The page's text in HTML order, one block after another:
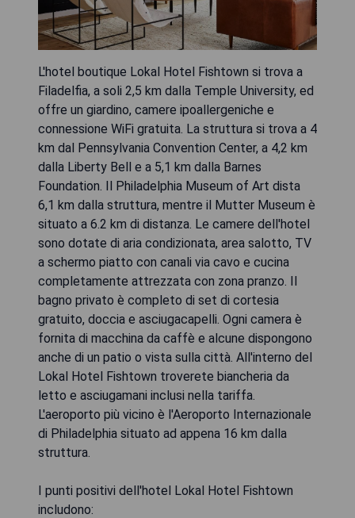
L'hotel boutique Lokal Hotel Fishtown si trova a
Filadelfia, a soli 2,5 km dalla Temple University, ed
offre un giardino, camere ipoallergeniche e
connessione WiFi gratuita. La struttura si trova a 4
km dal Pennsylvania Convention Center, a 4,2 km
dalla Liberty Bell e a 5,1 km dalla Barnes
Foundation. Il Philadelphia Museum of Art dista
6,1 km dalla struttura, mentre il Mutter Museum è
situato a 6.2 km di distanza. Le camere dell'hotel
sono dotate di aria condizionata, area salotto, TV
a schermo piatto con canali via cavo e cucina
completamente attrezzata con zona pranzo. Il
bagno privato è completo di set di cortesia
gratuito, doccia e asciugacapelli. Ogni camera è
fornita di macchina da caffè e alcune dispongono
anche di un patio o vista sulla città. All'interno del
Lokal Hotel Fishtown troverete biancheria da
letto e asciugamani inclusi nella tariffa.
L'aeroporto più vicino è l'Aeroporto Internazionale
di Philadelphia situato ad appena 16 km dalla
struttura.
I punti positivi dell'hotel Lokal Hotel Fishtown
includono: